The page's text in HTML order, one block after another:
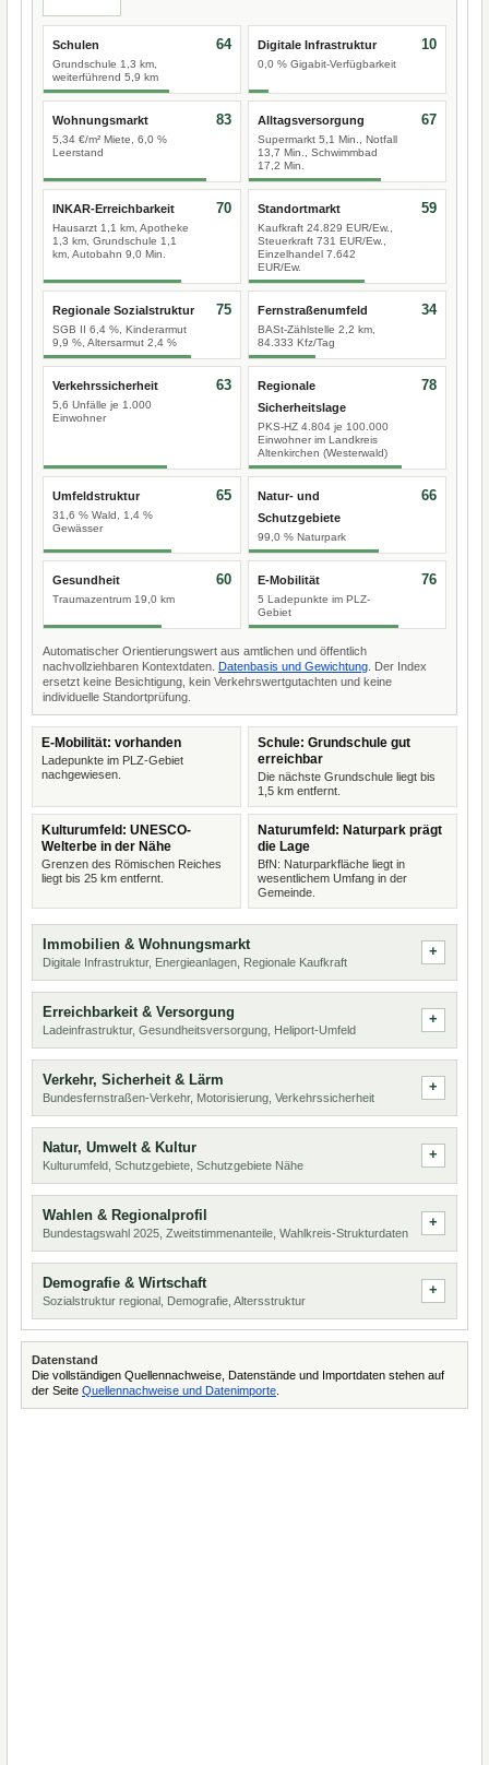
Schulen
Grundschule 1,3 km,
weiterführend 5,9 km
64 Digitale Infrastruktur
0,0 % Gigabit-Verfügbarkeit
10
Wohnungsmarkt
5,34 €/m² Miete, 6,0 %
Leerstand
83 Alltagsversorgung
Supermarkt 5,1 Min., Notfall
13,7 Min., Schwimmbad
17,2 Min.
67
INKAR-Erreichbarkeit
Hausarzt 1,1 km, Apotheke
1,3 km, Grundschule 1,1
km, Autobahn 9,0 Min.
70 Standortmarkt
Kaufkraft 24.829 EUR/Ew.,
Steuerkraft 731 EUR/Ew.,
Einzelhandel 7.642
EUR/Ew.
59
Regionale Sozialstruktur
SGB II 6,4 %, Kinderarmut
9,9 %, Altersarmut 2,4 %
75 Fernstraßenumfeld
BASt-Zählstelle 2,2 km,
84.333 Kfz/Tag
34
Verkehrssicherheit
5,6 Unfälle je 1.000
Einwohner
63
Regionale
Sicherheitslage
PKS-HZ 4.804 je 100.000
Einwohner im Landkreis
Altenkirchen (Westerwald)
78
Umfeldstruktur
31,6 % Wald, 1,4 %
Gewässer
65
Natur- und
Schutzgebiete
99,0 % Naturpark
66
Gesundheit
Traumazentrum 19,0 km
60 E-Mobilität
5 Ladepunkte im PLZ-
Gebiet
76
Automatischer Orientierungswert aus amtlichen und öffentlich
nachvollziehbaren Kontextdaten. Datenbasis und Gewichtung . Der Index
ersetzt keine Besichtigung, kein Verkehrswertgutachten und keine
individuelle Standortprüfung.
E-Mobilität: vorhanden
Ladepunkte im PLZ-Gebiet
nachgewiesen.
Schule: Grundschule gut
erreichbar
Die nächste Grundschule liegt bis
1,5 km entfernt.
Kulturumfeld: UNESCO-
Welterbe in der Nähe
Grenzen des Römischen Reiches
liegt bis 25 km entfernt.
Naturumfeld: Naturpark prägt
die Lage
BfN: Naturparkfläche liegt in
wesentlichem Umfang in der
Gemeinde.
Immobilien & Wohnungsmarkt
Digitale Infrastruktur, Energieanlagen, Regionale Kaufkraft
Erreichbarkeit & Versorgung
Ladeinfrastruktur, Gesundheitsversorgung, Heliport-Umfeld
Verkehr, Sicherheit & Lärm
Bundesfernstraßen-Verkehr, Motorisierung, Verkehrssicherheit
Natur, Umwelt & Kultur
Kulturumfeld, Schutzgebiete, Schutzgebiete Nähe
Wahlen & Regionalprofil
Bundestagswahl 2025, Zweitstimmenanteile, Wahlkreis-Strukturdaten
Demografie & Wirtschaft
Sozialstruktur regional, Demografie, Altersstruktur
Datenstand
Die vollständigen Quellennachweise, Datenstände und Importdaten stehen auf
der Seite Quellennachweise und Datenimporte